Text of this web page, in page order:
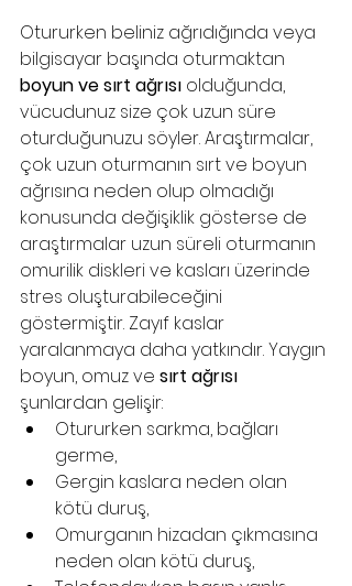
Otururken beliniz ağrıdığında veya
bilgisayar başında oturmaktan
boyun ve sırt ağrısı olduğunda,
vücudunuz size çok uzun süre
oturduğunuzu söyler. Araştırmalar,
çok uzun oturmanın sırt ve boyun
ağrısına neden olup olmadığı
konusunda değişiklik gösterse de
araştırmalar uzun süreli oturmanın
omurilik diskleri ve kasları üzerinde
stres oluşturabileceğini
göstermiştir. Zayıf kaslar
yaralanmaya daha yatkındır. Yaygın
boyun, omuz ve sırt ağrısı
şunlardan gelişir:
Otururken sarkma, bağları
germe,
Gergin kaslara neden olan
kötü duruş,
Omurganın hizadan çıkmasına
neden olan kötü duruş,